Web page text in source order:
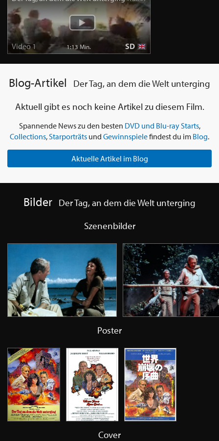
Video 1 1:13 Min. SD
Blog-Artikel
Der Tag, an dem die Welt unterging
Aktuell gibt es noch keine Artikel zu diesem Film.
Spannende News zu den besten DVD und Blu-ray Starts,
Collections, Starporträts und Gewinnspielefindest du im Blog.
Aktuelle Artikel im Blog
Bilder Der Tag, an dem die Welt unterging
Szenenbilder
Poster
Cover